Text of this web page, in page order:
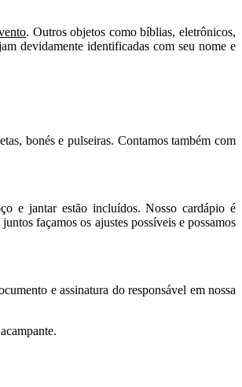
. Outros objetos como bíblias, eletrônicos,
devidamente identificadas com seu nome e
bonés e pulseiras. Contamos também com
e jantar estão incluídos. Nosso cardápio é
façamos os ajustes possíveis e possamos
e assinatura do responsável em nossa